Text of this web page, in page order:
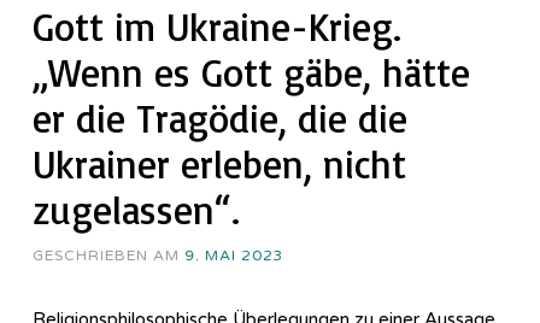
Gott im Ukraine-Krieg.
„Wenn es Gott gäbe, hätte
er die Tragödie, die die
Ukrainer erleben, nicht
zugelassen“.
GESCHRIEBEN AM 9. MAI 2023